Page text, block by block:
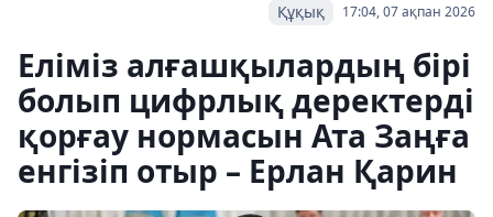
17:04, 07 ақпан 2026
Құқық
Еліміз алғашқылардың бірі
болып цифрлық деректерді
қорғау нормасын Ата Заңға
енгізіп отыр – Ерлан Қарин